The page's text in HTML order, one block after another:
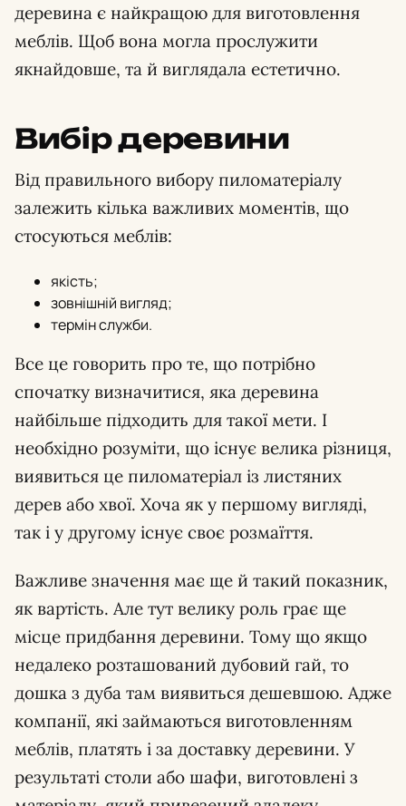
деревина є найкращою для виготовлення
меблів. Щоб вона могла прослужити
якнайдовше, та й виглядала естетично.
Вибір деревини
Від правильного вибору пиломатеріалу
залежить кілька важливих моментів, що
стосуються меблів:
якість;
зовнішній вигляд;
термін служби.
Все це говорить про те, що потрібно
спочатку визначитися, яка деревина
найбільше підходить для такої мети. І
необхідно розуміти, що існує велика різниця,
виявиться це пиломатеріал із листяних
дерев або хвої. Хоча як у першому вигляді,
так і у другому існує своє розмаїття.
Важливе значення має ще й такий показник,
як вартість. Але тут велику роль грає ще
місце придбання деревини. Тому що якщо
недалеко розташований дубовий гай, то
дошка з дуба там виявиться дешевшою. Адже
компанії, які займаються виготовленням
меблів, платять і за доставку деревини. У
результаті столи або шафи, виготовлені з